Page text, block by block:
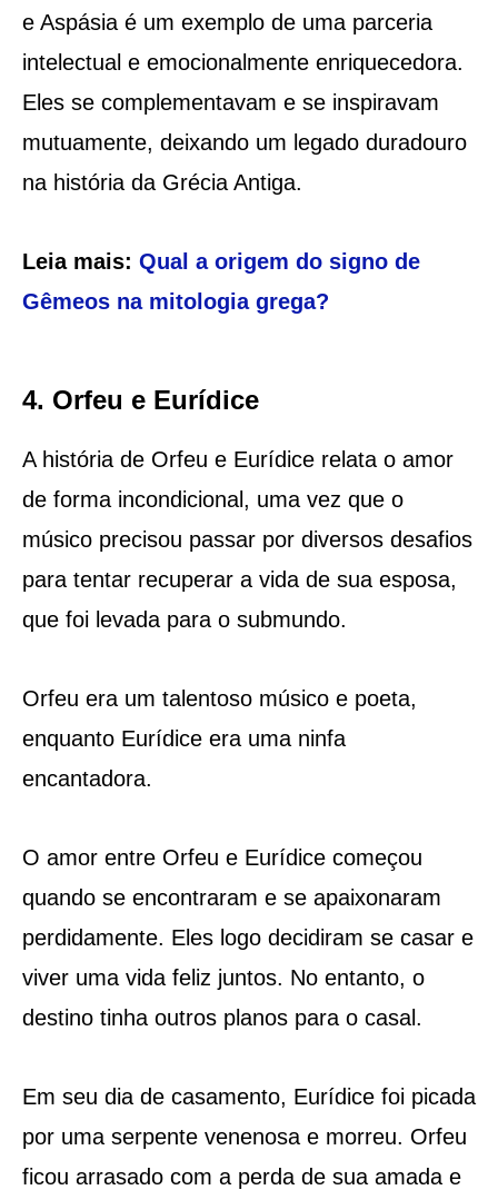
e Aspásia é um exemplo de uma parceria
intelectual e emocionalmente enriquecedora.
Eles se complementavam e se inspiravam
mutuamente, deixando um legado duradouro
na história da Grécia Antiga.
Leia mais: Qual a origem do signo de
Gêmeos na mitologia grega?
4. Orfeu e Eurídice
A história de Orfeu e Eurídice relata o amor
de forma incondicional, uma vez que o
músico precisou passar por diversos desafios
para tentar recuperar a vida de sua esposa,
que foi levada para o submundo.
Orfeu era um talentoso músico e poeta,
enquanto Eurídice era uma ninfa
encantadora.
O amor entre Orfeu e Eurídice começou
quando se encontraram e se apaixonaram
perdidamente. Eles logo decidiram se casar e
viver uma vida feliz juntos. No entanto, o
destino tinha outros planos para o casal.
Em seu dia de casamento, Eurídice foi picada
por uma serpente venenosa e morreu. Orfeu
ficou arrasado com a perda de sua amada e